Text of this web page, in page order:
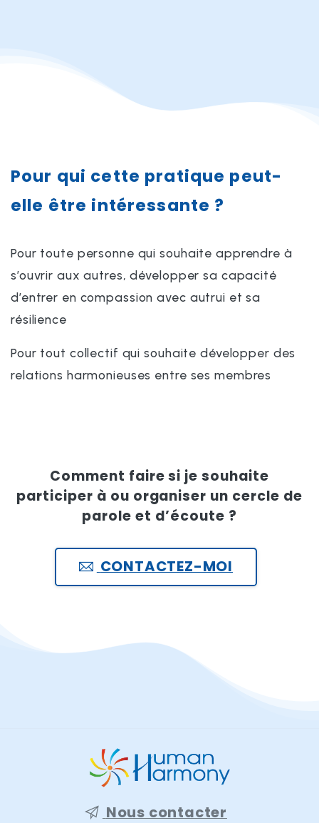
Pour qui cette pratique peut-
elle être intéressante ?
Pour toute personne qui souhaite apprendre à
s’ouvrir aux autres, développer sa capacité
d’entrer en compassion avec autrui et sa
résilience
Pour tout collectif qui souhaite développer des
relations harmonieuses entre ses membres
Comment faire si je souhaite
participer à ou organiser un cercle de
parole et d’écoute ?
CONTACTEZ-MOI
Nous contacter